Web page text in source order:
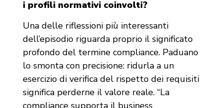
i profili normativi coinvolti?
Una delle riflessioni più interessanti
dell’episodio riguarda proprio il significato
profondo del termine compliance. Paduano
lo smonta con precisione: ridurla a un
esercizio di verifica del rispetto dei requisiti
significa perderne il valore reale. “La
compliance supporta il business